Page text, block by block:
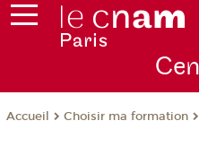
Accueil Choisir ma formation